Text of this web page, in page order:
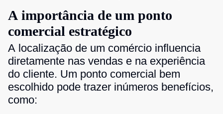
A importância de um ponto
comercial estratégico
A localização de um comércio influencia
diretamente nas vendas e na experiência
do cliente. Um ponto comercial bem
escolhido pode trazer inúmeros benefícios,
como: